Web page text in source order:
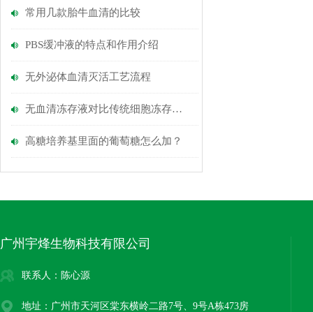
常用几款胎牛血清的比较
PBS缓冲液的特点和作用介绍
无外泌体血清灭活工艺流程
无血清冻存液对比传统细胞冻存液存在的优势
高糖培养基里面的葡萄糖怎么加？
广州宇烽生物科技有限公司
联系人：陈心源
地址：广州市天河区棠东横岭二路7号、9号A栋473房